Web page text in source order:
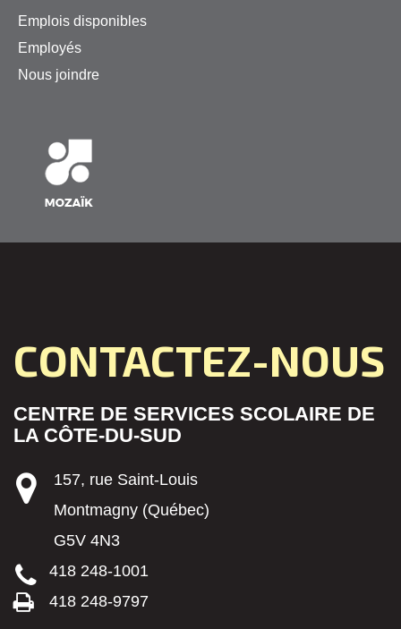
Emplois disponibles
Employés
Nous joindre
CONTACTEZ-NOUS
CENTRE DE SERVICES SCOLAIRE DE
LA CÔTE-DU-SUD
157, rue Saint-Louis
Montmagny (Québec)
G5V 4N3
418 248-1001
418 248-9797